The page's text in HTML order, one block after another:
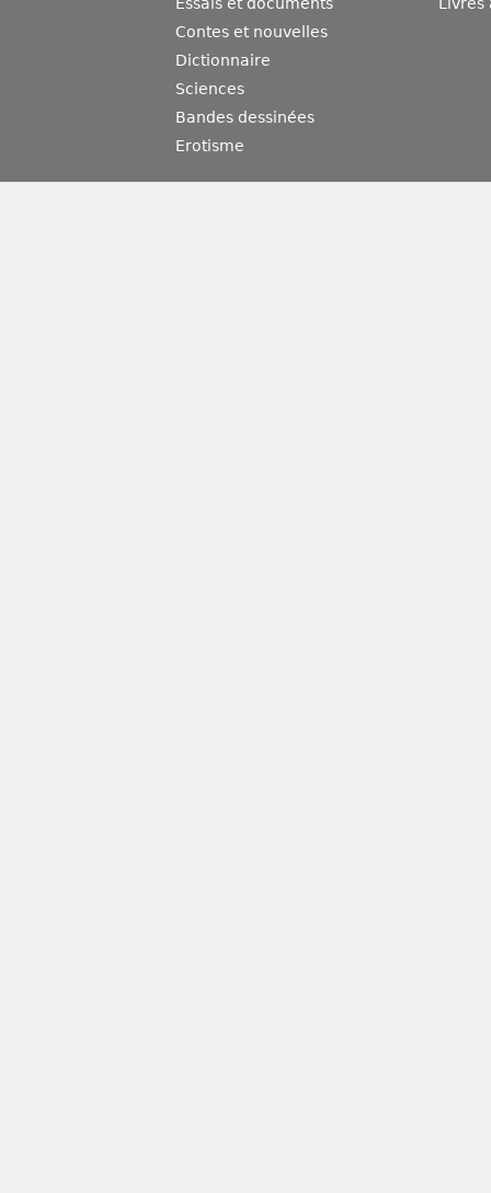
Essais et documents
Contes et nouvelles
Dictionnaire
Sciences
Bandes dessinées
Erotisme
Livres